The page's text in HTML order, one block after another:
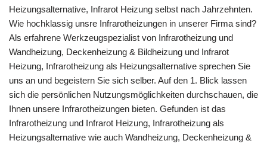
Heizungsalternative, Infrarot Heizung selbst nach Jahrzehnten.
Wie hochklassig unsre Infrarotheizungen in unserer Firma sind?
Als erfahrene Werkzeugspezialist von Infrarotheizung und
Wandheizung, Deckenheizung & Bildheizung und Infrarot
Heizung, Infrarotheizung als Heizungsalternative sprechen Sie
uns an und begeistern Sie sich selber. Auf den 1. Blick lassen
sich die persönlichen Nutzungsmöglichkeiten durchschauen, die
Ihnen unsere Infrarotheizungen bieten. Gefunden ist das
Infrarotheizung und Infrarot Heizung, Infrarotheizung als
Heizungsalternative wie auch Wandheizung, Deckenheizung &